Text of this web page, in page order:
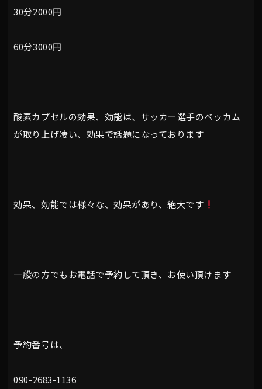
30分2000円
60分3000円
酸素カプセルの効果、効能は、サッカー選手のベッカム
が取り上げ凄い、効果で話題になっております
効果、効能では様々な、効果があり、絶大です
一般の方でもお電話で予約して頂き、お使い頂けます
予約番号は、
090-2683-1136